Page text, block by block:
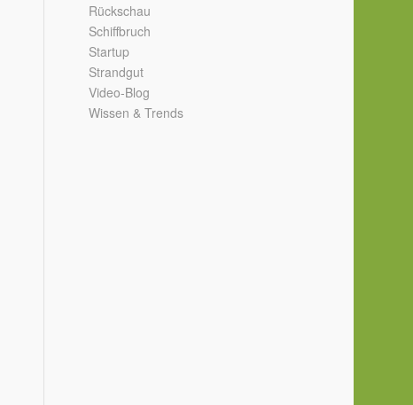
Rückschau
Schiffbruch
Startup
Strandgut
Video-Blog
Wissen & Trends